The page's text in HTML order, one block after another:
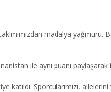
madalya yağmuru.
ile aynı puanı paylaşarak
Sporcularımızı,